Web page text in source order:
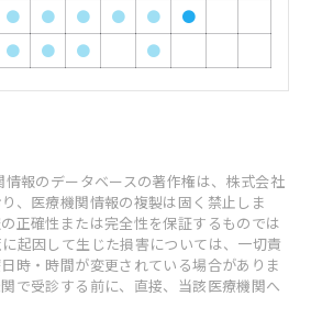
● ● ● ● ●
●
● ● ● ●
報のデータベースの著作権は、株式会社
、医療機関情報の複製は固く禁止しま
正確性または完全性を保証するものでは
起因して生じた損害については、一切責
時・時間が変更されている場合がありま
で受診する前に、直接、当該医療機関へ